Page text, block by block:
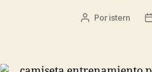
Autor
Por istern